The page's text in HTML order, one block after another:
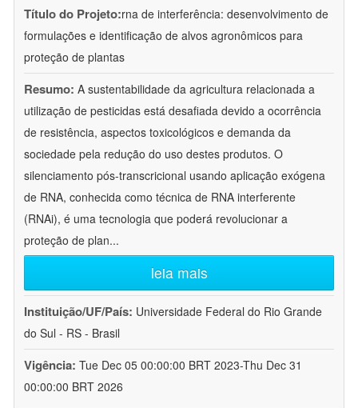
Título do Projeto:rna de interferência: desenvolvimento de
formulações e identificação de alvos agronômicos para
proteção de plantas
Resumo: A sustentabilidade da agricultura relacionada a
utilização de pesticidas está desafiada devido a ocorrência
de resistência, aspectos toxicológicos e demanda da
sociedade pela redução do uso destes produtos. O
silenciamento pós-transcricional usando aplicação exógena
de RNA, conhecida como técnica de RNA interferente
(RNAi), é uma tecnologia que poderá revolucionar a
proteção de plan...
leia mais
Instituição/UF/País: Universidade Federal do Rio Grande
do Sul - RS - Brasil
Vigência: Tue Dec 05 00:00:00 BRT 2023-Thu Dec 31
00:00:00 BRT 2026